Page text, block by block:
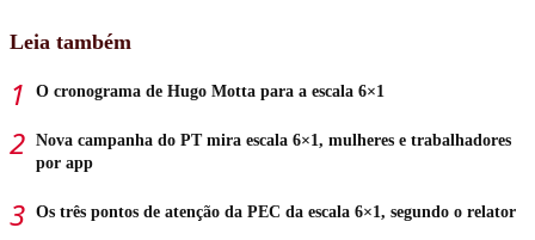
Leia também
O cronograma de Hugo Motta para a escala 6×1
Nova campanha do PT mira escala 6×1, mulheres e trabalhadores
por app
Os três pontos de atenção da PEC da escala 6×1, segundo o relator